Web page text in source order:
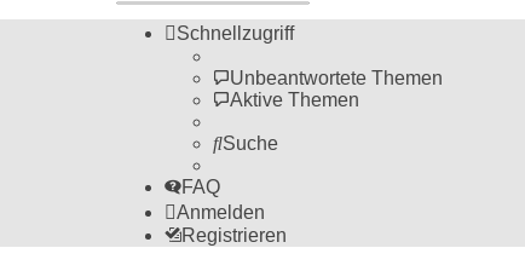
Schnellzugriff
Unbeantwortete Themen
Aktive Themen
Suche
FAQ
Anmelden
Registrieren